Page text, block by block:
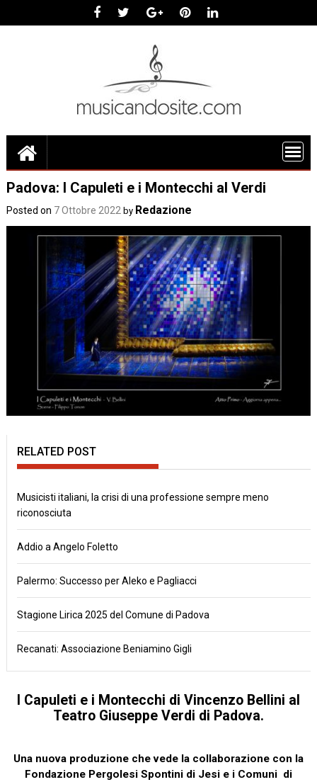
Padova: I Capuleti e i Montecchi al Verdi
Posted on 7 Ottobre 2022 by Redazione
RELATED POST
Musicisti italiani, la crisi di una professione sempre meno
riconosciuta
Addio a Angelo Foletto
Palermo: Successo per Aleko e Pagliacci
Stagione Lirica 2025 del Comune di Padova
Recanati: Associazione Beniamino Gigli
Capuleti e i Montecchi di Vincenzo Bellini al
Teatro Giuseppe Verdi di Padova.
Una nuova produzione che vede la collaborazione con la
Fondazione Pergolesi Spontini di Jesi e i Comuni di